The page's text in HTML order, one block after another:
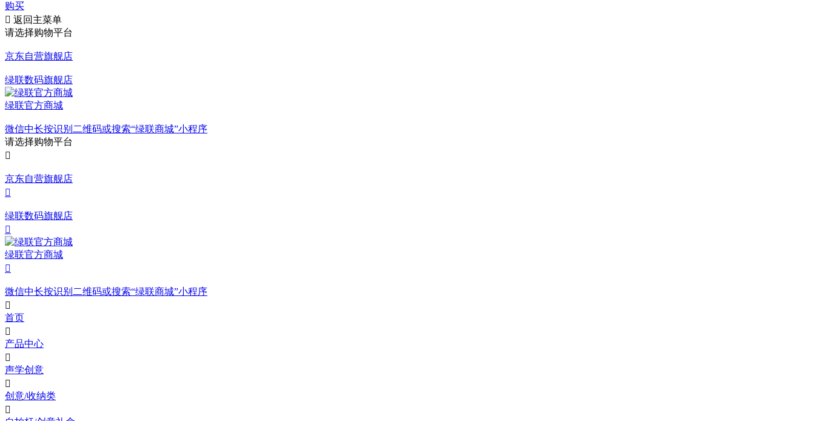
购买
 返回主菜单
请选择购物平台
京东自营旗舰店
绿联数码旗舰店
绿联官方商城
微信中长按识别二维码或搜索“绿联商城”小程序
请选择购物平台

京东自营旗舰店

绿联数码旗舰店

绿联官方商城

微信中长按识别二维码或搜索“绿联商城”小程序

首页

产品中心

声学创意

创意/收纳类
